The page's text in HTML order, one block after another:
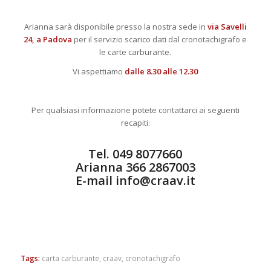
Arianna sarà disponibile presso la nostra sede in via Savelli
24, a Padova per il servizio scarico dati dal cronotachigrafo e
le carte carburante.
Vi aspettiamo dalle 8.30 alle 12.30
Per qualsiasi informazione potete contattarci ai seguenti
recapiti:
Tel. 049 8077660
Arianna 366 2867003
E-mail info@craav.it
Tags: carta carburante, craav, cronotachigrafo